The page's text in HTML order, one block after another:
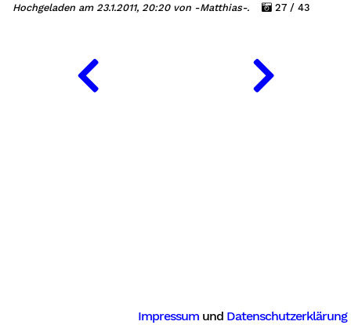
Hochgeladen am 23.1.2011, 20:20 von -Matthias-.
27 / 43
Impressum und Datenschutzerklärung